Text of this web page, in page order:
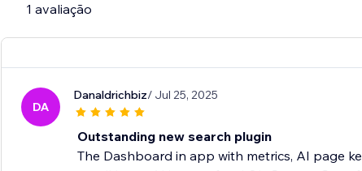
1 avaliação
DA
Danaldrichbiz/ Jul 25, 2025
Outstanding new search plugin
The Dashboard in app with metrics, AI page